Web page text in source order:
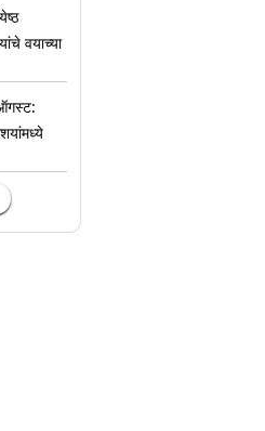
वयाच्या